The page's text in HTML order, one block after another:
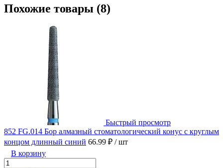
Похожие товары (8)
Быстрый просмотр
852 FG.014 Бор алмазный стоматологический конус с круглым
концом длинный синий 66.99 ₽ / шт
В корзину